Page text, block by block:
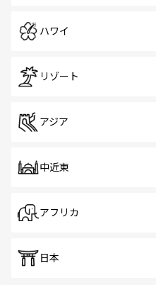
ハワイ
リゾート
アジア
中近東
アフリカ
日本